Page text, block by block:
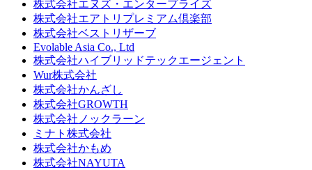
株式会社エヌズ・エンタープライズ
株式会社エアトリプレミアム倶楽部
株式会社ベストリザーブ
Evolable Asia Co., Ltd
株式会社ハイブリッドテックエージェント
Wur株式会社
株式会社かんざし
株式会社GROWTH
株式会社ノックラーン
ミナト株式会社
株式会社かもめ
株式会社NAYUTA